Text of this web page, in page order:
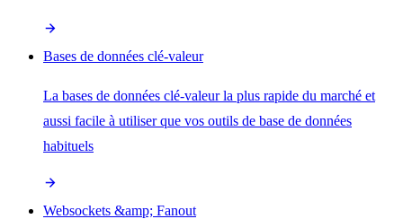
Bases de données clé-valeur
La bases de données clé-valeur la plus rapide du marché et
aussi facile à utiliser que vos outils de base de données
habituels
Websockets &amp; Fanout